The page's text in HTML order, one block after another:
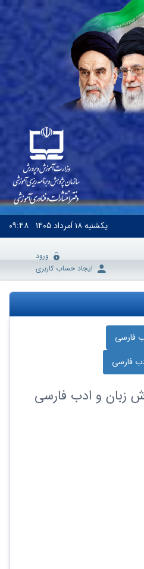
یکشنبه۱۸ اَمرداد ۱۴۰۵ ۰۹:۴۸
ورود
ایجاد حساب کاربری
فارسی
فارسی
زبان و ادب فارسی